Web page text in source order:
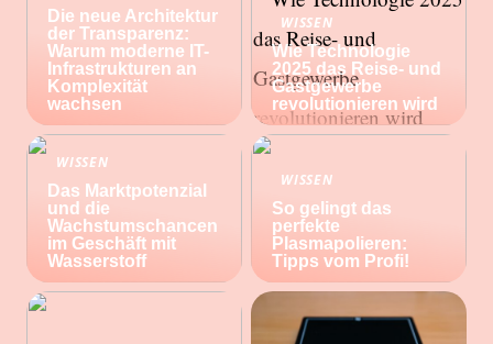
Die neue Architektur
der Transparenz:
Warum moderne IT-
Infrastrukturen an
Komplexität
wachsen
WISSEN
Wie Technologie
2025 das Reise- und
Gastgewerbe
revolutionieren wird
WISSEN
Das Marktpotenzial
und die
Wachstumschancen
im Geschäft mit
Wasserstoff
WISSEN
So gelingt das
perfekte
Plasmapolieren:
Tipps vom Profi!